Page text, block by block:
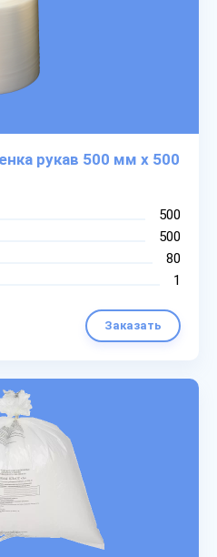
рукав 500 мм х 500
500
500
80
1
Заказать